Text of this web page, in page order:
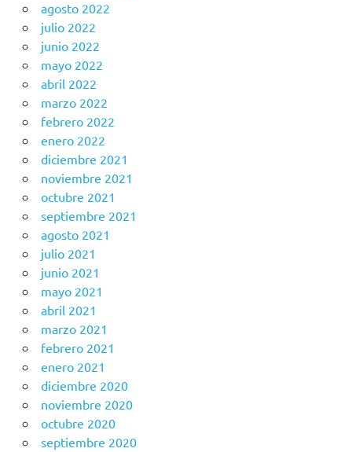
agosto 2022
julio 2022
junio 2022
mayo 2022
abril 2022
marzo 2022
febrero 2022
enero 2022
diciembre 2021
noviembre 2021
octubre 2021
septiembre 2021
agosto 2021
julio 2021
junio 2021
mayo 2021
abril 2021
marzo 2021
febrero 2021
enero 2021
diciembre 2020
noviembre 2020
octubre 2020
septiembre 2020